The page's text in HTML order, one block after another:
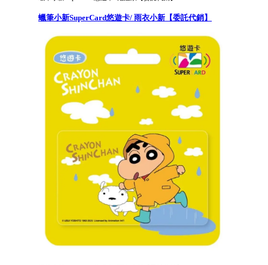
蠟筆小新SuperCard悠遊卡/ 雨衣小新【委託代銷】